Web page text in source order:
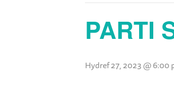
PARTI
Hydref 27, 2023 @ 6:00